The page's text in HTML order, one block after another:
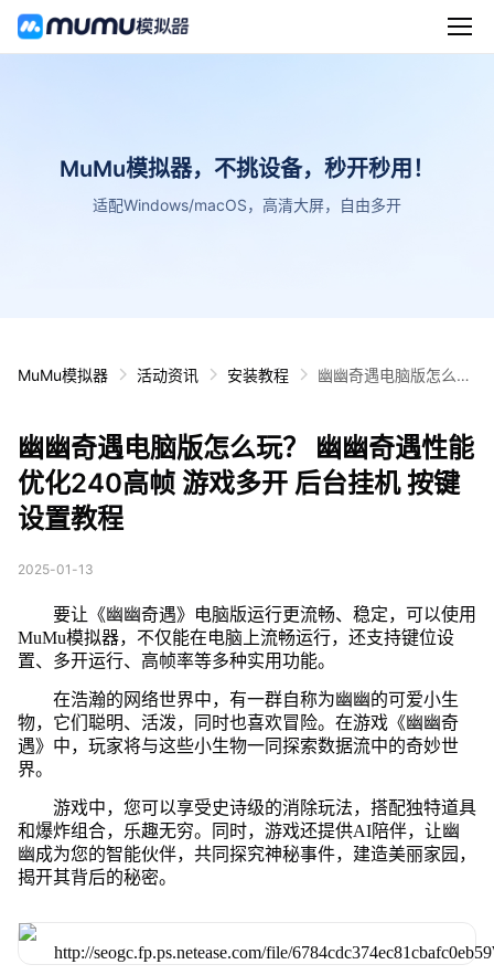
MuMu模拟器，不挑设备，秒开秒用！
适配Windows/macOS，高清大屏，自由多开
MuMu模拟器 活动资讯 安装教程
幽幽奇遇电脑版怎么
台挂机 按键设置教程
幽幽奇遇电脑版怎么玩？ 幽幽奇遇性能
优化240高帧 游戏多开 后台挂机 按键
设置教程
2025-01-13
要让《幽幽奇遇》电脑版运行更流畅、稳定，可以使用
MuMu模拟器，不仅能在电脑上流畅运行，还支持键位设
置、多开运行、高帧率等多种实用功能。
在浩瀚的网络世界中，有一群自称为幽幽的可爱小生
物，它们聪明、活泼，同时也喜欢冒险。在游戏《幽幽奇
遇》中，玩家将与这些小生物一同探索数据流中的奇妙世
界。
游戏中，您可以享受史诗级的消除玩法，搭配独特道具
和爆炸组合，乐趣无穷。同时，游戏还提供AI陪伴，让幽
幽成为您的智能伙伴，共同探究神秘事件，建造美丽家园，
揭开其背后的秘密。